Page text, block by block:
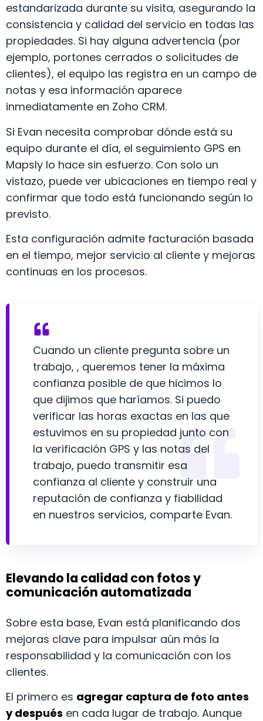
estandarizada durante su visita, asegurando la
consistencia y calidad del servicio en todas las
propiedades. Si hay alguna advertencia (por
ejemplo, portones cerrados o solicitudes de
clientes), el equipo las registra en un campo de
notas y esa información aparece
inmediatamente en Zoho CRM.
Si Evan necesita comprobar dónde está su
equipo durante el día, el seguimiento GPS en
Mapsly lo hace sin esfuerzo. Con solo un
vistazo, puede ver ubicaciones en tiempo real y
confirmar que todo está funcionando según lo
previsto.
Esta configuración admite facturación basada
en el tiempo, mejor servicio al cliente y mejoras
continuas en los procesos.
Cuando un cliente pregunta sobre un
trabajo, , queremos tener la máxima
confianza posible de que hicimos lo
que dijimos que haríamos. Si puedo
verificar las horas exactas en las que
estuvimos en su propiedad junto con
la verificación GPS y las notas del
trabajo, puedo transmitir esa
confianza al cliente y construir una
reputación de confianza y fiabilidad
en nuestros servicios, comparte Evan.
Elevando la calidad con fotos y
comunicación automatizada
Sobre esta base, Evan está planificando dos
mejoras clave para impulsar aún más la
responsabilidad y la comunicación con los
clientes.
El primero es agregar captura de foto antes
y después en cada lugar de trabajo. Aunque